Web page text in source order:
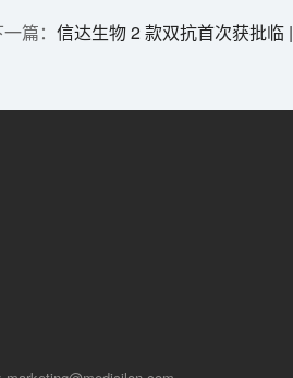
信达生物 2 款双抗首次获批临 | 1分钟药闻速览